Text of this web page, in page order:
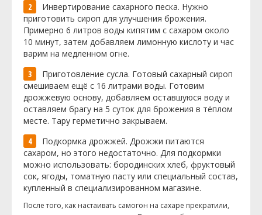
Инвертирование сахарного песка. Нужно
приготовить сироп для улучшения брожения.
Примерно 6 литров воды кипятим с сахаром около
10 минут, затем добавляем лимонную кислоту и час
варим на медленном огне.
Приготовление сусла. Готовый сахарный сироп
смешиваем ещё с 16 литрами воды. Готовим
дрожжевую основу, добавляем оставшуюся воду и
оставляем брагу на 5 суток для брожения в тёплом
месте. Тару герметично закрываем.
Подкормка дрожжей. Дрожжи питаются
сахаром, но этого недостаточно. Для подкормки
можно использовать: бородинских хлеб, фруктовый
сок, ягоды, томатную пасту или специальный состав,
купленный в специализированном магазине.
После того, как настаивать самогон на сахаре прекратили,